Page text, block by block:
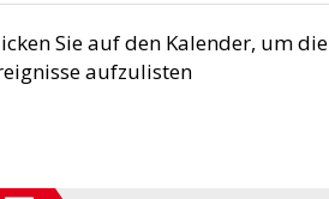
Sie auf den Kalender, um die
aufzulisten